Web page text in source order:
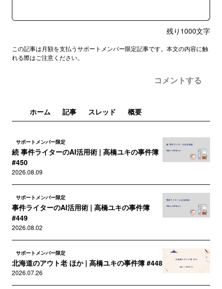
残り 1000文字
この記事は月額を支払うサポートメンバー限定記事です。本文の内容に触
れる際はご注意ください。
コメントする
ホーム 記事 スレッド 概要
サポートメンバー限定
続 事件ライターのAI活用術 | 高橋ユキの事件簿
#450
2026.08.09
サポートメンバー限定
事件ライターのAI活用術 | 高橋ユキの事件簿
#449
2026.08.02
サポートメンバー限定
北海道のアウト老 ほか | 高橋ユキの事件簿 #448
2026.07.26